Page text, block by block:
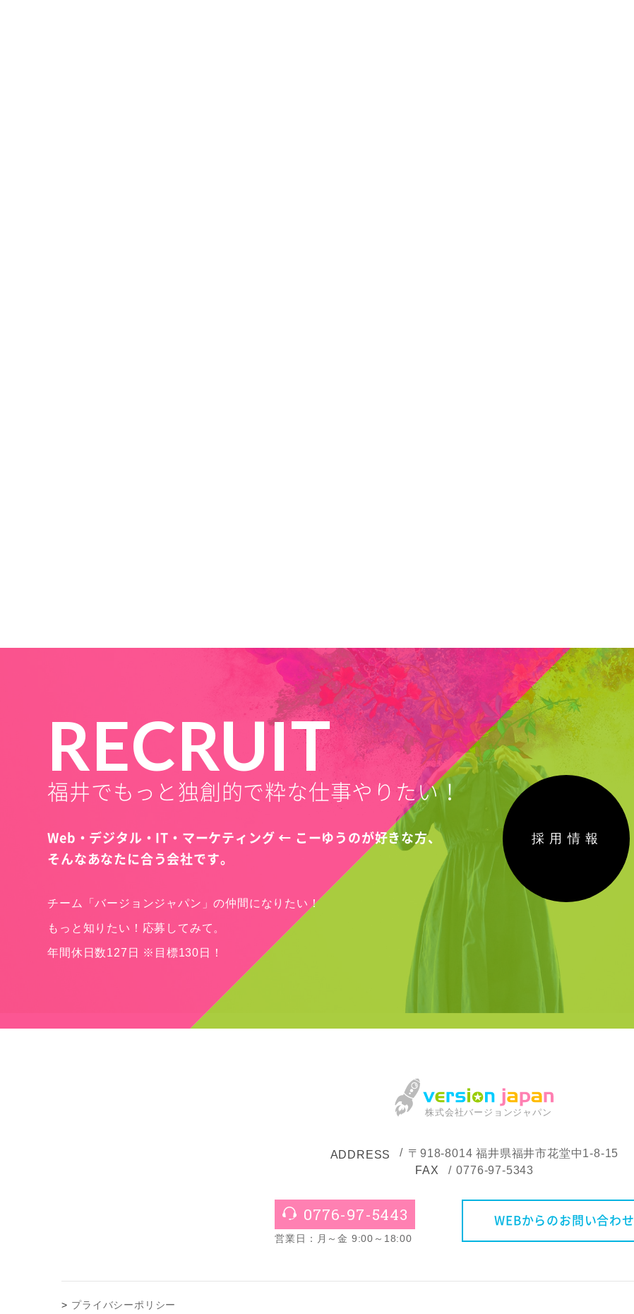
RECRUIT
福井でもっと独創的で粋な仕事やりたい！
Web・デジタル・IT・マーケティング ← こーゆうのが好きな方、
そんなあなたに合う会社です。
チーム「バージョンジャパン」の仲間になりたい！
もっと知りたい！応募してみて。
年間休日数127日 ※目標130日！
採用情報
株式会社バージョンジャパン
ADDRESS 〒918-8014福井県福井市花堂中1-8-15
FAX
0776-97-5343
0776-97-5443
営業日：月～金 9:00～18:00
WEBからのお問い合わせ
プライバシーポリシー